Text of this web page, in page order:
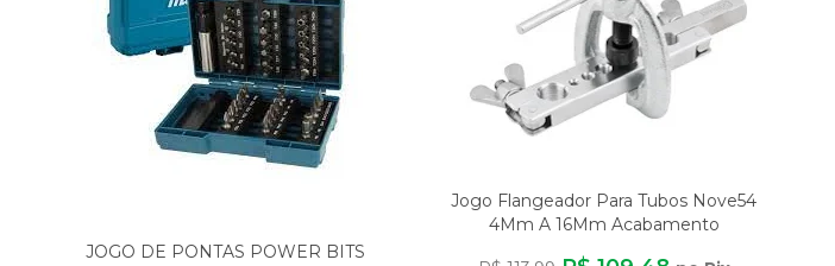
JOGO DE PONTAS POWER BITS
Jogo Flangeador Para Tubos Nove54
4Mm A 16Mm Acabamento